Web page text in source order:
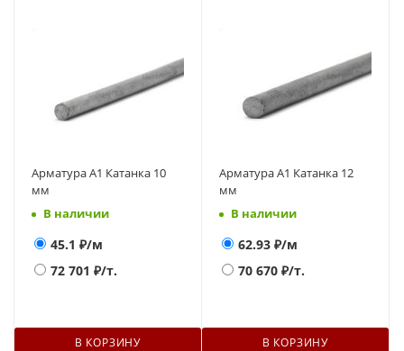
Арматура А1 Катанка 10
мм
В наличии
45.1 ₽/м
72 701 ₽/т.
В КОРЗИНУ
Арматура А1 Катанка 12
мм
В наличии
62.93 ₽/м
70 670 ₽/т.
В КОРЗИНУ